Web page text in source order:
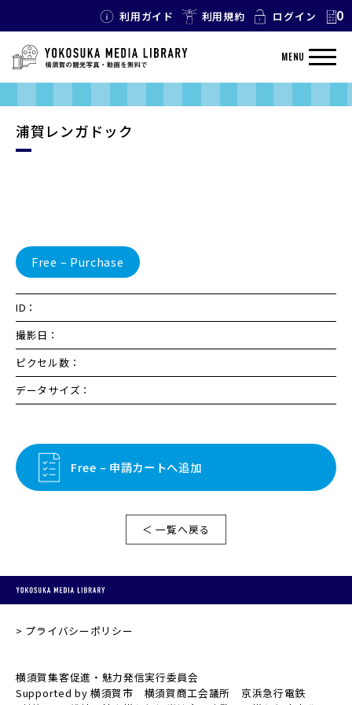
利用ガイド 利用規約 ログイン 0
MENU
浦賀レンガドック
Free – Purchase
ID：
撮影日：
ピクセル数：
データサイズ：
Free – 申請カートへ追加
＜ 一覧へ戻る
プライバシーポリシー
横須賀集客促進・魅力発信実行委員会
Supported by 横須賀市 横須賀商工会議所 京浜急行電鉄